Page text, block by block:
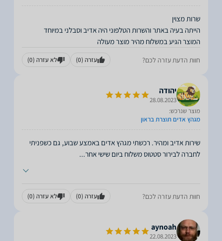
המוצר הגיע במשלוח מהיר מוצר מעולה
חוות הדעת עזרה לכם? עזרה (0) לא עזרה (0)
יהודה
28.08.2023
מוצר שנרכש:
מגהץ אדים תוצרת בראון
שירות אדיב ומהיר. רכשתי מגהץ אדים באמצע שבוע, גם כשפניתי
לחברה לבירור סטטוס משלוח ביום שישי אחר...
חוות הדעת עזרה לכם? עזרה (0) לא עזרה (0)
aynoah
22.08.2023